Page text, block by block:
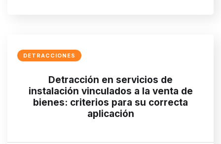
DETRACCIONES
Detracción en servicios de
instalación vinculados a la venta de
bienes: criterios para su correcta
aplicación